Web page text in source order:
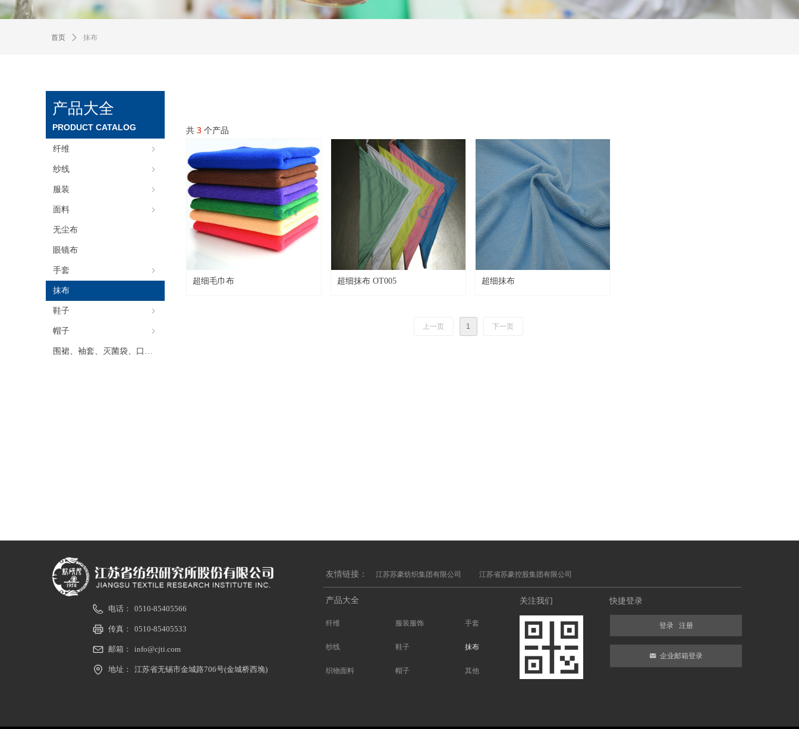
首页 ꄲ 抹布
PRODUCT CATALOG
产品大全
ꁇ
纤维
ꁇ
纱线
ꁇ
服装
ꁇ
面料
无尘布
眼镜布
ꁇ
手套
抹布
ꁇ
鞋子
ꁇ
帽子
围裙、袖套、灭菌袋、口罩等
共 3 个产品
超细毛巾布 超细抹布 OT005 超细抹布
上一页 1 下一页
江苏苏豪纺织集团有限公司 江苏省苏豪控股集团有限公司
友情链接：
낂 企业邮箱登录
登录 注册
快捷登录
手套
抹布
其他
关注我们
产品大全
服装服饰
鞋子
帽子
纤维
纱线
织物面料
电话： 0510-85405566
传真： 0510-85405533
邮箱： info@cjti.com
地址： 江苏省无锡市金城路706号(金城桥西堍)